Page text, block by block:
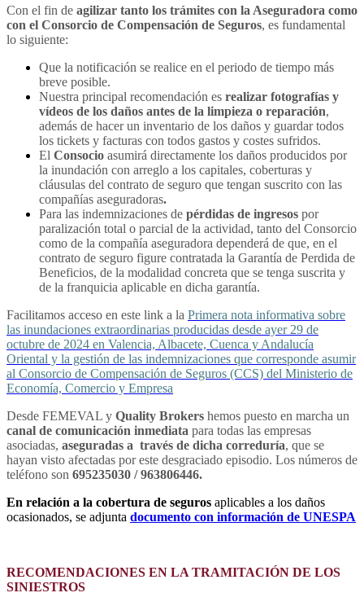
Con el fin de agilizar tanto los trámites con la Aseguradora como
con el Consorcio de Compensación de Seguros, es fundamental
lo siguiente:
Que la notificación se realice en el periodo de tiempo más
breve posible.
Nuestra principal recomendación es realizar fotografías y
vídeos de los daños antes de la limpieza o reparación,
además de hacer un inventario de los daños y guardar todos
los tickets y facturas con todos gastos y costes sufridos.
El Consocio asumirá directamente los daños producidos por
la inundación con arreglo a los capitales, coberturas y
cláusulas del contrato de seguro que tengan suscrito con las
compañías aseguradoras.
Para las indemnizaciones de pérdidas de ingresos por
paralización total o parcial de la actividad, tanto del Consorcio
como de la compañía aseguradora dependerá de que, en el
contrato de seguro figure contratada la Garantía de Perdida de
Beneficios, de la modalidad concreta que se tenga suscrita y
de la franquicia aplicable en dicha garantía.
Facilitamos acceso en este link a la Primera nota informativa sobre
las inundaciones extraordinarias producidas desde ayer 29 de
octubre de 2024 en Valencia, Albacete, Cuenca y Andalucía
Oriental y la gestión de las indemnizaciones que corresponde asumir
al Consorcio de Compensación de Seguros (CCS) del Ministerio de
Economía, Comercio y Empresa
Desde FEMEVAL y Quality Brokers hemos puesto en marcha un
canal de comunicación inmediata para todas las empresas
asociadas, aseguradas a través de dicha correduría, que se
hayan visto afectadas por este desgraciado episodio. Los números de
teléfono son 695235030 / 963806446.
En relación a la cobertura de seguros aplicables a los daños
ocasionados, se adjunta documento con información de UNESPA
RECOMENDACIONES EN LA TRAMITACIÓN DE LOS
SINIESTROS